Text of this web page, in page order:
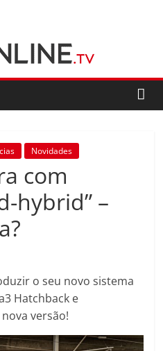
Novidades
com
hybrid” –
o seu novo sistema
Hatchback e
versão!